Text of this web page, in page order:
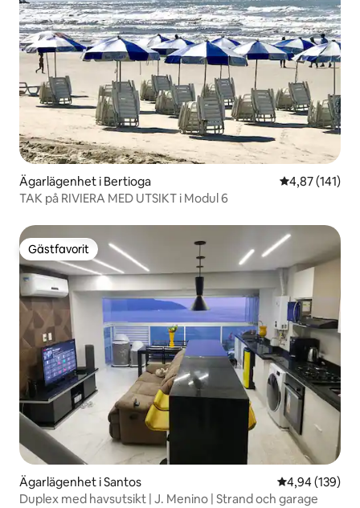
Ägarlägenhet i Bertioga 4,87 av 5 i
4,87 (141)
TAK på RIVIERA MED UTSIKT i Modul 6
Gästfavorit
Gästfavorit
Ägarlägenhet i Santos 4,94 av 5 i
4,94 (139)
Duplex med havsutsikt | J. Menino | Strand och garage